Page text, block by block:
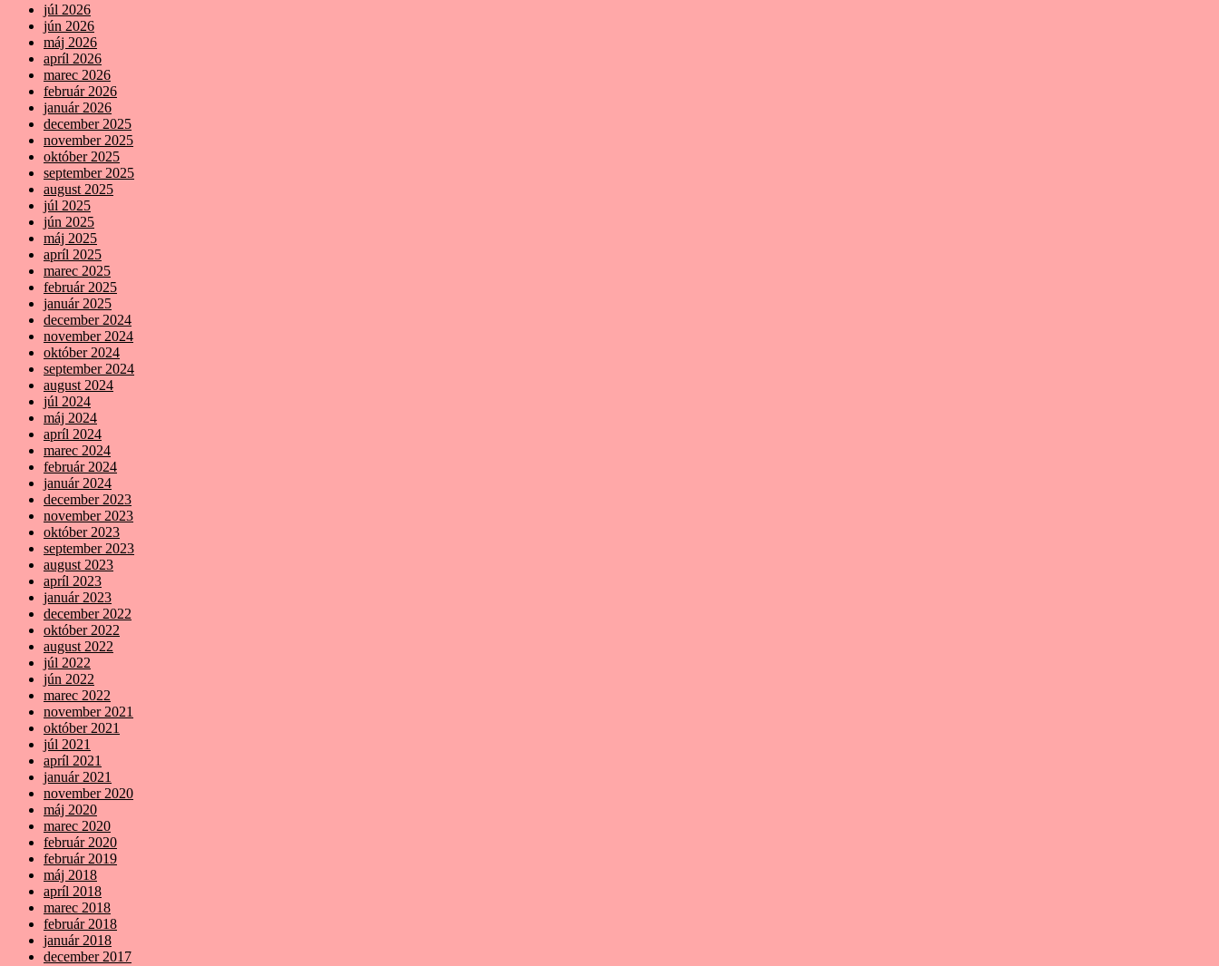
júl 2026
jún 2026
máj 2026
apríl 2026
marec 2026
február 2026
január 2026
december 2025
november 2025
október 2025
september 2025
august 2025
júl 2025
jún 2025
máj 2025
apríl 2025
marec 2025
február 2025
január 2025
december 2024
november 2024
október 2024
september 2024
august 2024
júl 2024
máj 2024
apríl 2024
marec 2024
február 2024
január 2024
december 2023
november 2023
október 2023
september 2023
august 2023
apríl 2023
január 2023
december 2022
október 2022
august 2022
júl 2022
jún 2022
marec 2022
november 2021
október 2021
júl 2021
apríl 2021
január 2021
november 2020
máj 2020
marec 2020
február 2020
február 2019
máj 2018
apríl 2018
marec 2018
február 2018
január 2018
december 2017